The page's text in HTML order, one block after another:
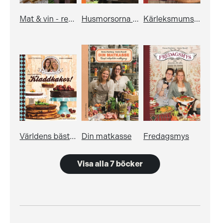
Mat & vin - recepten, vintipsen och konsten att kombinera Husmorsorna presenterar: Festmat Kärleksmums – 120 söta favoriter
Världens bästa kladdkakor! Din matkasse Fredagsmys
Visa alla 7 böcker